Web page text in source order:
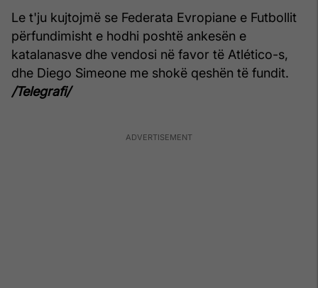
Le t'ju kujtojmë se Federata Evropiane e Futbollit
përfundimisht e hodhi poshtë ankesën e
katalanasve dhe vendosi në favor të Atlético-s,
dhe Diego Simeone me shokë qeshën të fundit.
/Telegrafi/